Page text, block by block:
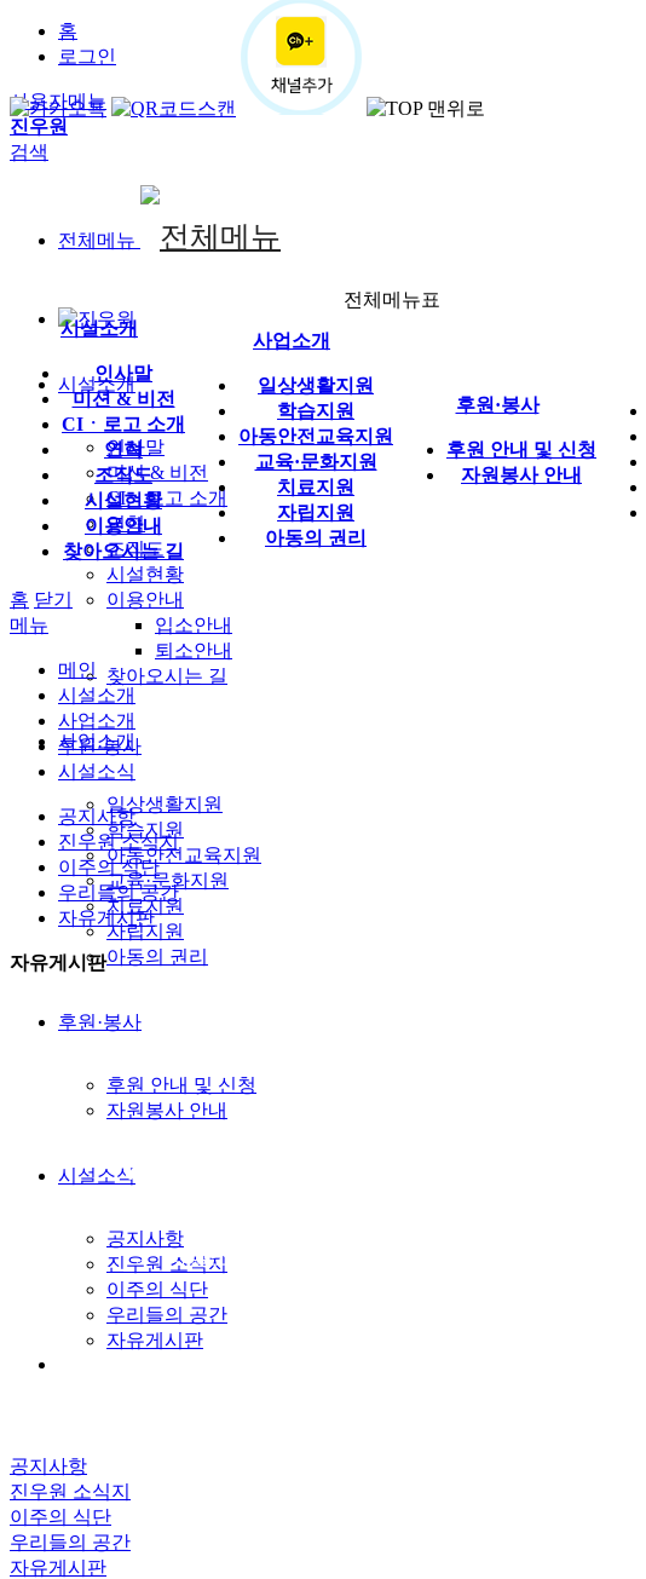
홈
로그인
사용자메뉴
진우원
검색
전체메뉴
시설소개
인사말
미션 & 비전
CIㆍ로고 소개
연혁
조직도
시설현황
이용안내
입소안내
퇴소안내
찾아오시는 길
사업소개
일상생활지원
학습지원
아동안전교육지원
교육·문화지원
치료지원
자립지원
아동의 권리
후원·봉사
후원 안내 및 신청
자원봉사 안내
시설소식
공지사항
진우원 소식지
이주의 식단
우리들의 공간
자유게시판
전체메뉴표
시설소개
인사말
미션 & 비전
CIㆍ로고 소개
연혁
조직도
시설현황
이용안내
찾아오시는 길
사업소개
일상생활지원
학습지원
아동안전교육지원
교육·문화지원
치료지원
자립지원
아동의 권리
후원·봉사
후원 안내 및 신청
자원봉사 안내
홈 닫기
메뉴
메인
시설소개
사업소개
후원·봉사
시설소식
공지사항
진우원 소식지
이주의 식단
우리들의 공간
자유게시판
자유게시판
시설소식
> 시설소식 > 자유게시판
공지사항
진우원 소식지
이주의 식단
우리들의 공간
자유게시판